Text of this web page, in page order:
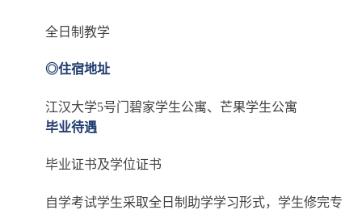
全日制教学
◎住宿地址
江汉大学5号门碧家学生公寓、芒果学生公寓
毕业待遇
毕业证书及学位证书
自学考试学生采取全日制助学学习形式，学生修完专